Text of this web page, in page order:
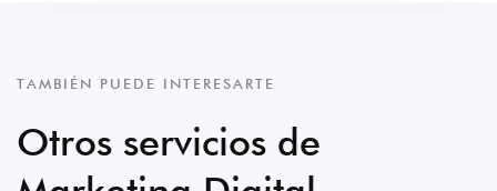
TAMBIÉN PUEDE INTERESARTE
Otros servicios de